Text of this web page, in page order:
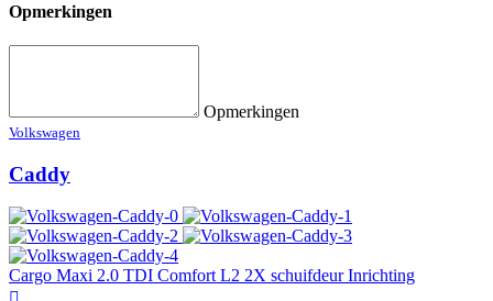
Opmerkingen
Opmerkingen
Volkswagen
Caddy
Cargo Maxi 2.0 TDI Comfort L2 2X schuifdeur Inrichting